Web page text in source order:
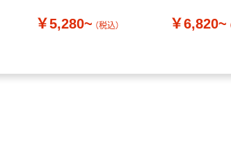
￥5,280~ （税込） ￥6,820~